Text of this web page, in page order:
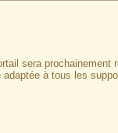
sera prochainement
à tous les